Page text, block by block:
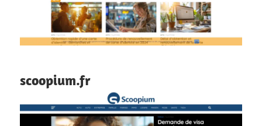
scoopium.fr